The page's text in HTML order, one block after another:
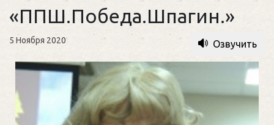
«ППШ.Победа.Шпагин.»
5 Ноября 2020 Озвучить